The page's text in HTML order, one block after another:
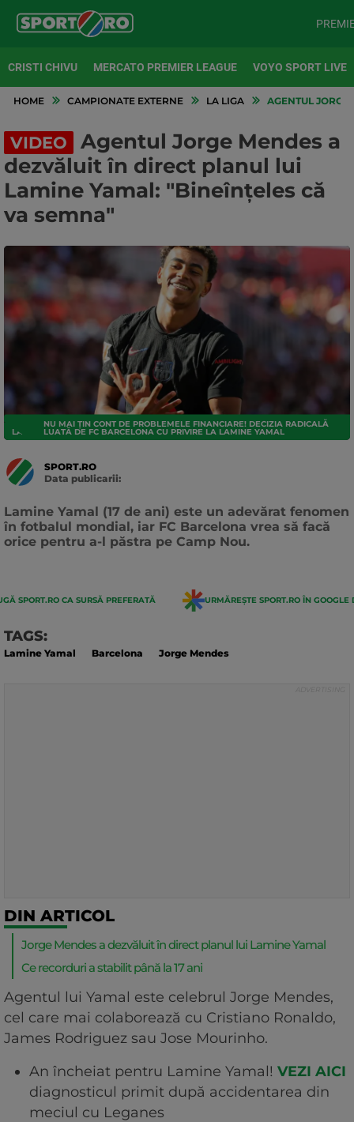
CRISTI CHIVU MERCATO PREMIER LEAGUE VOYO SPORT LIVE
HOME CAMPIONATE EXTERNE LA LIGA AGENTUL
VIDEO
Agentul Jorge Mendes a
dezvăluit în direct planul lui
Lamine Yamal: "Bineînţeles că
va semna"
LA LIGA
NU MAI ȚIN CONT DE PROBLEMELE FINANCIARE! DECIZIA RADICALĂ
LUATĂ DE FC BARCELONA CU PRIVIRE LA LAMINE YAMAL
SPORT.RO
Data publicarii:
Lamine Yamal (17 de ani) este un adevărat fenomen
în fotbalul mondial, iar FC Barcelona vrea să facă
orice pentru a-l păstra pe Camp Nou.
SPORT.RO CA SURSĂ PREFERATĂ URMĂREȘTE SPORT.RO ÎN GOOGLE
TAGS:
Lamine Yamal Barcelona Jorge Mendes
DIN ARTICOL
Jorge Mendes a dezvăluit în direct planul lui Lamine Yamal
Ce recorduri a stabilit până la 17 ani
Agentul lui Yamal este celebrul Jorge Mendes,
cel care mai colaborează cu Cristiano Ronaldo,
James Rodriguez sau Jose Mourinho.
An încheiat pentru Lamine Yamal! VEZI AICI
diagnosticul primit după accidentarea din
meciul cu Leganes